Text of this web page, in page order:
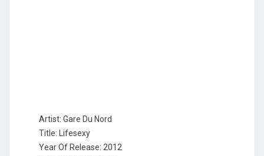
Artist: Gare Du Nord
Title: Lifesexy
Year Of Release: 2012